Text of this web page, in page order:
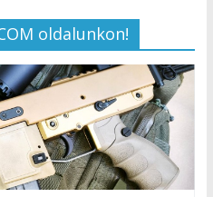
oldalunkon!